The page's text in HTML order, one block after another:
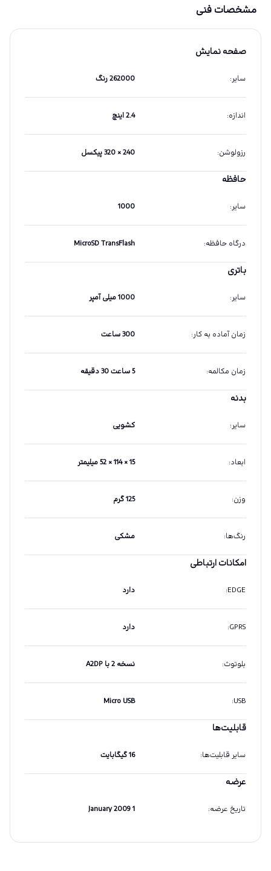
مشخصات فنی
صفحه نمایش
سایر: 262000 رنگ
اندازه: 2.4 اینچ
رزولوشن: 240 × 320 پیکسل
حافظه
سایر:
1000
درگاه حافظه:
MicroSD TransFlash
باتری
سایر: 1000 میلی آمپر
زمان آماده به کار: 300 ساعت
زمان مکالمه: 5 ساعت 30 دقیقه
بدنه
سایر: کشویی
ابعاد: 15 × 114 × 52 میلیمتر
وزن: 125 گرم
رنگ‌ها: مشکی
امکانات ارتباطی
EDGE
: دارد
GPRS
: دارد
بلوتوث: نسخه 2 با A2DP
USB
:
Micro USB
قابلیت‌ها
سایر قابلیت‌ها: 16 گیگابایت
عرضه
تاریخ عرضه:
1 January 2009